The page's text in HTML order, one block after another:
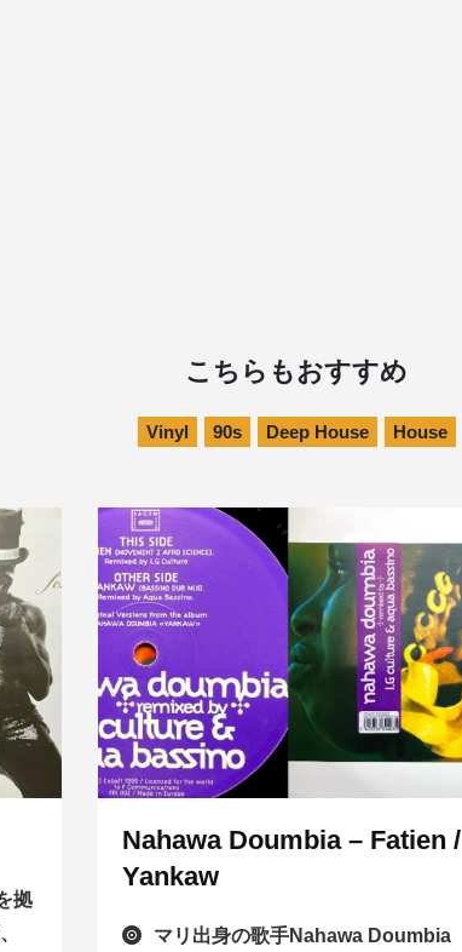
こちらもおすすめ
Vinyl 90s Deep House House
拠
Nahawa Doumbia – Fatien /
Yankaw
マリ出身の歌手Nahawa Doumbia